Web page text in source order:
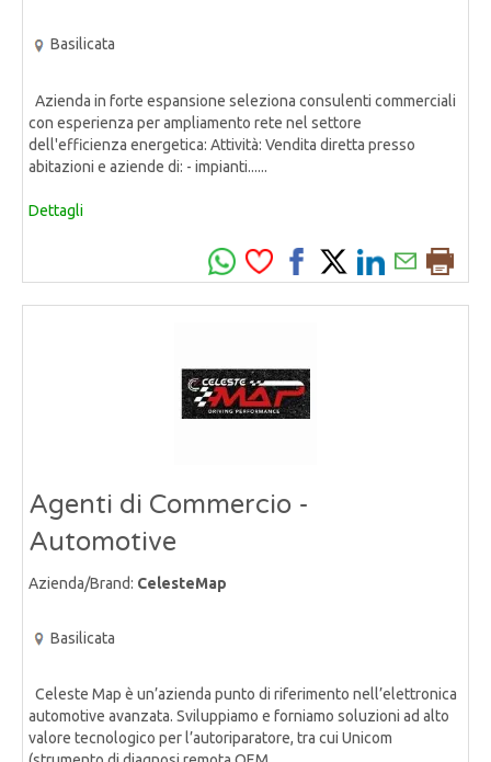
Basilicata
Azienda in forte espansione seleziona consulenti commerciali
con esperienza per ampliamento rete nel settore
dell'efficienza energetica: Attività: Vendita diretta presso
abitazioni e aziende di: - impianti......
Dettagli
Agenti di Commercio -
Automotive
Azienda/Brand: CelesteMap
Basilicata
Celeste Map è un’azienda punto di riferimento nell’elettronica
automotive avanzata. Sviluppiamo e forniamo soluzioni ad alto
valore tecnologico per l’autoriparatore, tra cui Unicom